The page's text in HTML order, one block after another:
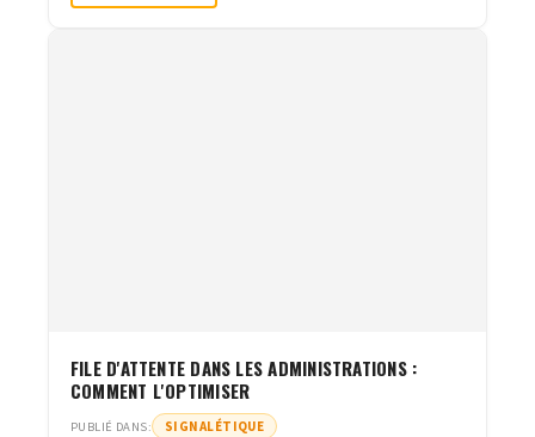
FILE D'ATTENTE DANS LES ADMINISTRATIONS :
COMMENT L'OPTIMISER
PUBLIÉ DANS: SIGNALÉTIQUE